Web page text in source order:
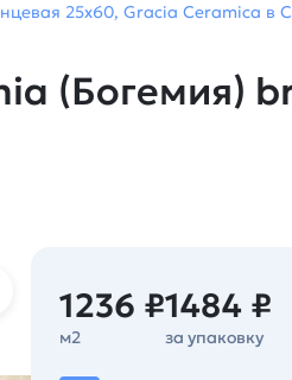
25х60, Gracia Ceramica в
(Богемия)
1236 ₽
м2
1484 ₽
за упаковку